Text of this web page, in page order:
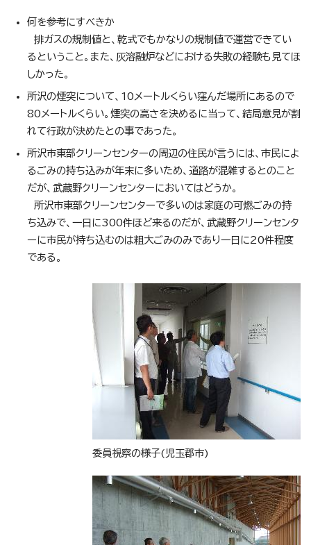
何を参考にすべきか
排ガスの規制値と、乾式でもかなりの規制値で運営できてい
るということ。また、灰溶融炉などにおける失敗の経験も見てほ
しかった。
所沢の煙突について、10メートルくらい窪んだ場所にあるので
80メートルくらい。煙突の高さを決めるに当って、結局意見が割
れて行政が決めたとの事であった。
所沢市東部クリーンセンターの周辺の住民が言うには、市民によ
るごみの持ち込みが年末に多いため、道路が混雑するとのこと
だが、武蔵野クリーンセンターにおいてはどうか。
所沢市東部クリーンセンターで多いのは家庭の可燃ごみの持
ち込みで、一日に300件ほど来るのだが、武蔵野クリーンセンタ
ーに市民が持ち込むのは粗大ごみのみであり一日に20件程度
である。
委員視察の様子(児玉郡市)